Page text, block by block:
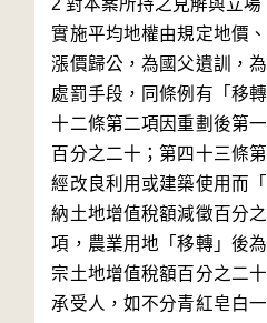
2 對本案所持之見解與立場
實施平均地權由規定地價
漲價歸公，為國父遺訓，
處罰手段，同條例有「移
十二條第二項因重劃後第
百分之二十；第四十三條
經改良利用或建築使用而
納土地增值稅額減徵百分
項，農業用地「移轉」後
宗土地增值稅額百分之二
承受人，如不分青紅皂白